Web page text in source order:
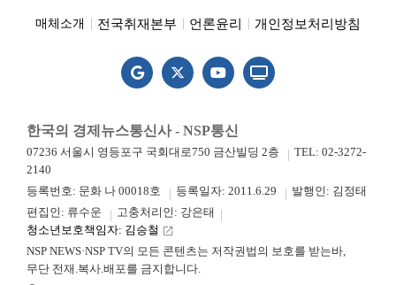
매체소개 전국취재본부 언론윤리 개인정보처리방침
한국의 경제뉴스통신사 - NSP통신
07236 서울시 영등포구 국회대로750 금산빌딩 2층
TEL: 02-3272-
2140
등록번호: 문화 나 00018호
등록일자: 2011.6.29
발행인: 김정태
편집인: 류수운
고충처리인: 강은태
청소년보호책임자: 김승철 launch
NSP NEWS·NSP TV의 모든 콘텐츠는 저작권법의 보호를 받는바,
무단 전재.복사.배포를 금지합니다.